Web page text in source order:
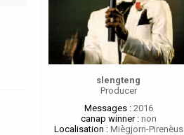
slengteng
Producer
Messages : 2016
canap winner :non
Localisation :Miègjorn-Pirenèus